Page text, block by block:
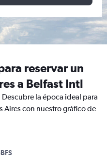
reservar un
a Belfast Intl
la época ideal para
Aires con nuestro gráfico de